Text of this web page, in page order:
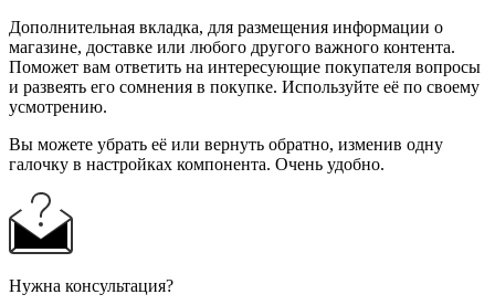
Дополнительная вкладка, для размещения информации о
магазине, доставке или любого другого важного контента.
Поможет вам ответить на интересующие покупателя вопросы
и развеять его сомнения в покупке. Используйте её по своему
усмотрению.
Вы можете убрать её или вернуть обратно, изменив одну
галочку в настройках компонента. Очень удобно.
Нужна консультация?